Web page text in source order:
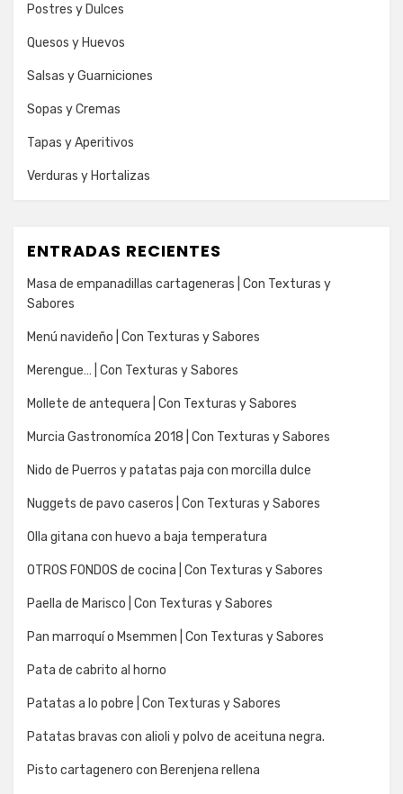
Postres y Dulces
Quesos y Huevos
Salsas y Guarniciones
Sopas y Cremas
Tapas y Aperitivos
Verduras y Hortalizas
ENTRADAS RECIENTES
Masa de empanadillas cartageneras | Con Texturas y
Sabores
Menú navideño | Con Texturas y Sabores
Merengue… | Con Texturas y Sabores
Mollete de antequera | Con Texturas y Sabores
Murcia Gastronomíca 2018 | Con Texturas y Sabores
Nido de Puerros y patatas paja con morcilla dulce
Nuggets de pavo caseros | Con Texturas y Sabores
Olla gitana con huevo a baja temperatura
OTROS FONDOS de cocina | Con Texturas y Sabores
Paella de Marisco | Con Texturas y Sabores
Pan marroquí o Msemmen | Con Texturas y Sabores
Pata de cabrito al horno
Patatas a lo pobre | Con Texturas y Sabores
Patatas bravas con alioli y polvo de aceituna negra.
Pisto cartagenero con Berenjena rellena